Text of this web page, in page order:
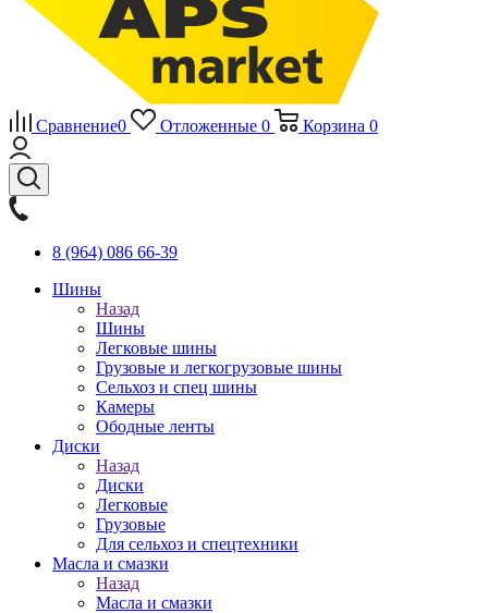
Сравнение0 Отложенные 0 Корзина 0
8 (964) 086 66-39
Шины
Назад
Шины
Легковые шины
Грузовые и легкогрузовые шины
Сельхоз и спец шины
Камеры
Ободные ленты
Диски
Назад
Диски
Легковые
Грузовые
Для сельхоз и спецтехники
Масла и смазки
Назад
Масла и смазки